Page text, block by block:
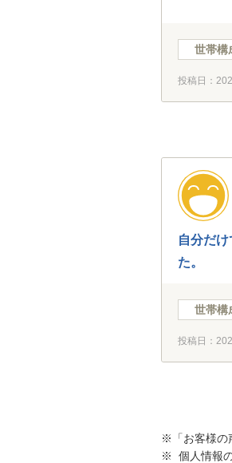
世帯構
投稿日：
自分だ
た。
世帯構
投稿日：
※「お客様の
※ 個人情報の